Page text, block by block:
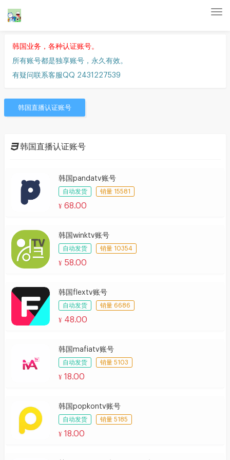
韩国业务，各种认证账号。
所有账号都是独享账号，永久有效。
有疑问联系客服QQ 2431227539
韩国直播认证账号
韩国直播认证账号
韩国pandatv账号
自动发货 销量 15581
¥ 68.00
韩国winktv账号
自动发货 销量 10354
¥ 58.00
韩国flextv账号
自动发货 销量 6686
¥ 48.00
韩国mafiatv账号
自动发货 销量 5103
¥ 18.00
韩国popkontv账号
自动发货 销量 5185
¥ 18.00